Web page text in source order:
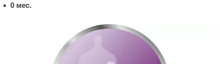
0 мес.